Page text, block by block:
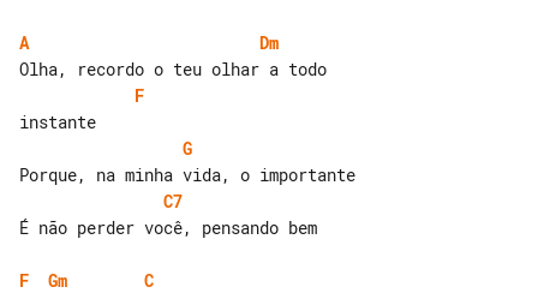
A
Dm
F
G
C7
É não perder você, pensando bem
F Gm
C